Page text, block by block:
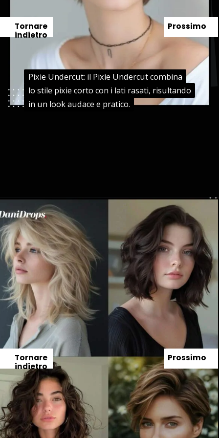
Pixie Undercut: il Pixie Undercut combina
lo stile pixie corto con i lati rasati, risultando
in un look audace e pratico.
Pixie Undercut: il Pixie Undercut combina
lo stile pixie corto con i lati rasati, risultando
in un look audace e pratico.
Prossimo
Tornare
indietro
Prossimo
Tornare
indietro